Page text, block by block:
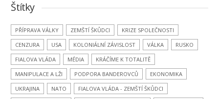
Štítky
PŘÍPRAVA VÁLKY ZEMŠTÍ ŠKŮDCI
KRIZE SPOLEČNOSTI
CENZURA
USA KOLONIÁLNÍ ZÁVISLOST VÁLKA
RUSKO
FIALOVA VLÁDA
MÉDIA
KRÁČÍME K TOTALITĚ
MANIPULACE A LŽI
PODPORA BANDEROVCŮ
EKONOMIKA
UKRAJINA
NATO
FIALOVA VLÁDA - ZEMŠTÍ ŠKŮDCI